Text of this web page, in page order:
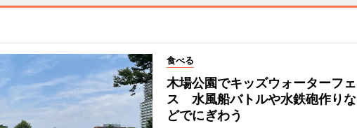
食べる
木場公園でキッズウォーターフェ
ス 水風船バトルや水鉄砲作りな
どでにぎわう